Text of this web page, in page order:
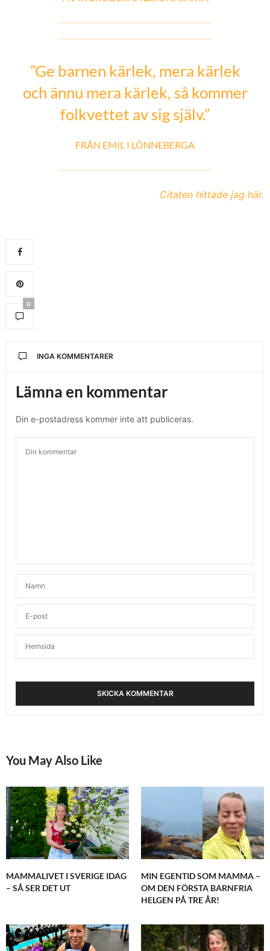
”Ge barnen kärlek, mera kärlek
och ännu mera kärlek, så kommer
folkvettet av sig själv.”
FRÅN EMIL I LÖNNEBERGA
Citaten hittade jag här.
0
INGA KOMMENTARER
Lämna en kommentar
Din e-postadress kommer inte att publiceras.
You May Also Like
MAMMALIVET I SVERIGE IDAG
– SÅ SER DET UT
MIN EGENTID SOM MAMMA –
OM DEN FÖRSTA BARNFRIA
HELGEN PÅ TRE ÅR!